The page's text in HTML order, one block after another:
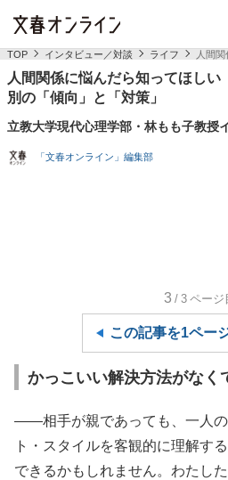
TOP インタビュー／対談 ライフ 人間
人間関係に悩んだら知ってほし
別の「傾向」と「対策」
立教大学現代心理学部・林もも子教授
「文春オンライン」編集部
3 /3 ページ
この記事を1ペー
かっこいい解決方法がなく
――相手が親であっても、一人
ト・スタイルを客観的に理解す
できるかもしれません。わたし